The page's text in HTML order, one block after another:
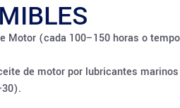
Motor (cada 100–150 horas o
de motor por lubricantes
30).